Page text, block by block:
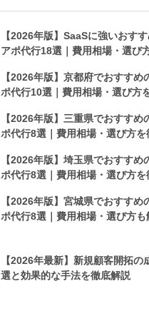
【2026年版】SaaSに強いおす
アポ代行18選｜費用相場・選び
【2026年版】京都府でおすすめ
ポ代行10選｜費用相場・選び方
【2026年版】三重県でおすすめ
ポ代行8選｜費用相場・選び方を
【2026年版】埼玉県でおすすめ
ポ代行8選｜費用相場・選び方を
【2026年版】宮城県でおすすめ
ポ代行8選｜費用相場・選び方も
【2026年最新】新規顧客開拓の
選と効果的な手法を徹底解説